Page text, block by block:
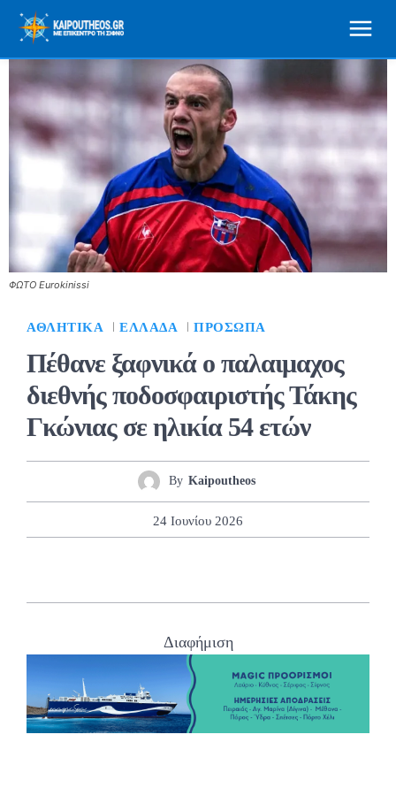
ΦΩΤΟ Eurokinissi
ΑΘΛΗΤΙΚΆ ΕΛΛΆΔΑ ΠΡΌΣΩΠΑ
Πέθανε ξαφνικά ο παλαιμαχος
διεθνής ποδοσφαιριστής Τάκης
Γκώνιας σε ηλικία 54 ετών
By Kaipoutheos
24 Ιουνίου 2026
Διαφήμιση